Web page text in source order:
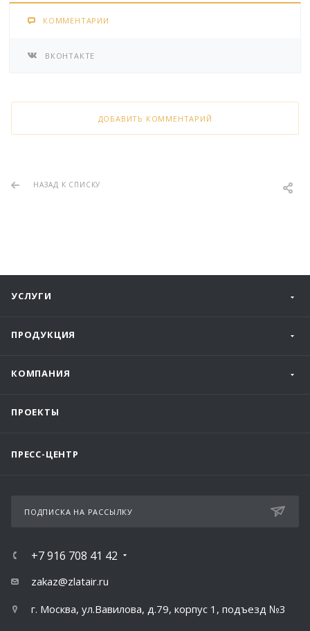
КОММЕНТАРИИ
ВКОНТАКТЕ
ДОБАВИТЬ КОММЕНТАРИЙ
НАЗАД К СПИСКУ
УСЛУГИ
ПРОДУКЦИЯ
КОМПАНИЯ
ПРОЕКТЫ
ПРЕСС-ЦЕНТР
ПОДПИСКА НА РАССЫЛКУ
+7 916 708 41 42
zakaz@zlatair.ru
г. Москва, ул.Вавилова, д.79, корпус 1, подъезд №3